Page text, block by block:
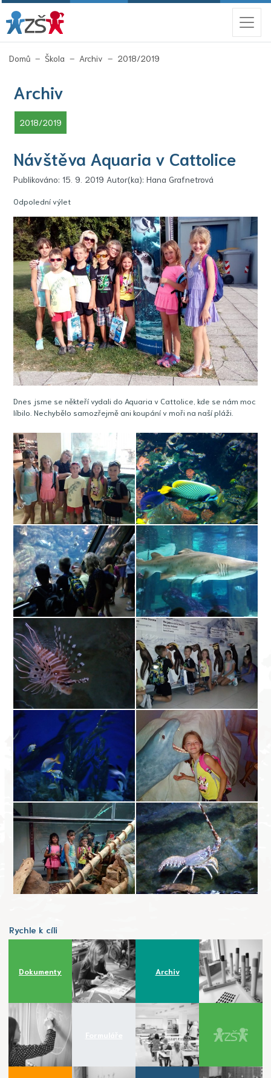
Domů Škola Archiv 2018/2019
Archiv
2018/2019
Návštěva Aquaria v Cattolice
Publikováno: 15. 9. 2019 Autor(ka): Hana Grafnetrová
Odpolední výlet
Dnes jsme se někteří vydali do Aquaria v Cattolice, kde se nám moc
líbilo. Nechybělo samozřejmě ani koupání v moři na naší pláži.
Rychle k cíli
Dokumenty Archiv